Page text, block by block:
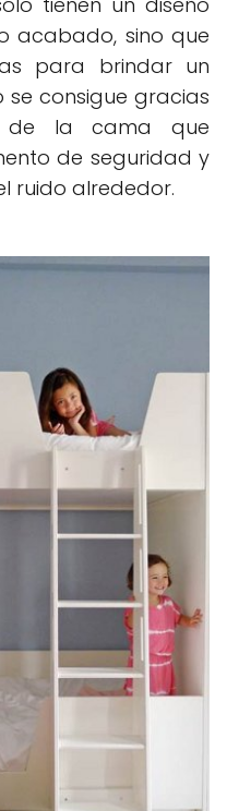
acabado, sino que
para brindar un
se consigue gracias
de la cama que
de seguridad y
ruido alrededor.